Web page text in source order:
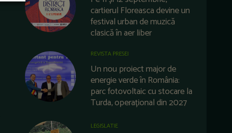
cartierul Floreasca devine un
festival urban de muzică
clasică în aer liber
REVISTA PRESEI
Un nou proiect major de
energie verde în România:
parc fotovoltaic cu stocare la
Turda, operațional din 2027
LEGISLATIE